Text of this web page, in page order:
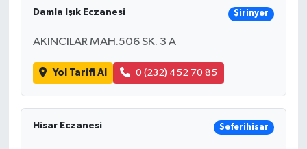
Damla Işık Eczanesi Şirinyer
AKINCILAR MAH.506 SK. 3 A
Yol Tarifi Al 0 (232) 452 70 85
Hisar Eczanesi Seferihisar